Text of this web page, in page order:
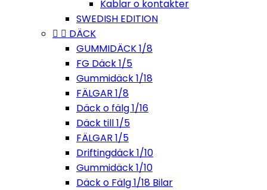
Kablar o kontakter
SWEDISH EDITION
  DÄCK
GUMMIDÄCK 1/8
FG Däck 1/5
Gummidäck 1/18
FÄLGAR 1/8
Däck o fälg 1/16
Däck till 1/5
FÄLGAR 1/5
Driftingdäck 1/10
Gummidäck 1/10
Däck o Fälg 1/18 Bilar